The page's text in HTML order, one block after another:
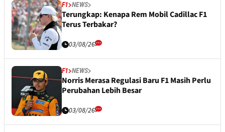
F1 NEWS
Terungkap: Kenapa Rem Mobil Cadillac F1
Terus Terbakar?
03/08/26
F1 NEWS
Norris Merasa Regulasi Baru F1 Masih Perlu
Perubahan Lebih Besar
03/08/26